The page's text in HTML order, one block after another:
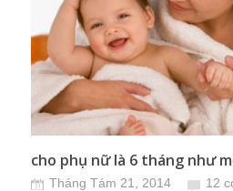
cho phụ nữ là 6 tháng như
Tháng Tám 21, 2014 12